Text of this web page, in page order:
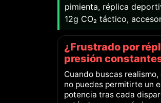
pimienta, réplica
12g CO₂ táctico,
¿Frustrado por
presión
Cuando buscas
no puedes permitirte un
potencia tras cada